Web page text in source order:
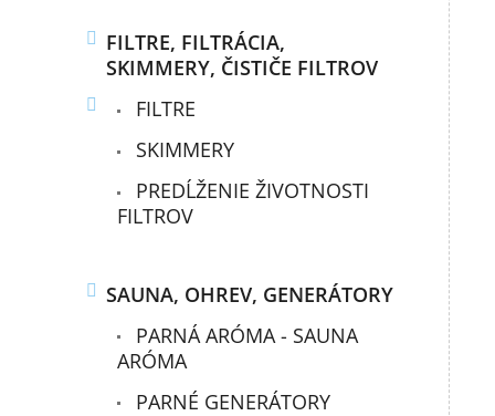
FILTRE, FILTRÁCIA,
SKIMMERY, ČISTIČE FILTROV
FILTRE
SKIMMERY
PREDĹŽENIE ŽIVOTNOSTI
FILTROV
SAUNA, OHREV, GENERÁTORY
PARNÁ ARÓMA - SAUNA
ARÓMA
PARNÉ GENERÁTORY